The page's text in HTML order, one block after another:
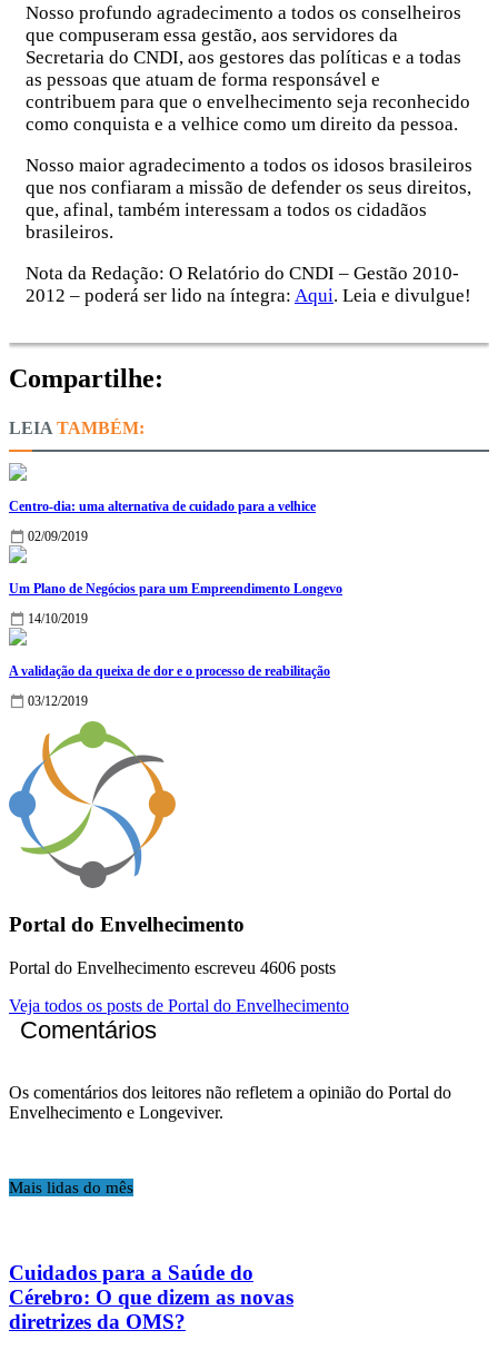
Nosso profundo agradecimento a todos os conselheiros
que compuseram essa gestão, aos servidores da
Secretaria do CNDI, aos gestores das políticas e a todas
as pessoas que atuam de forma responsável e
contribuem para que o envelhecimento seja reconhecido
como conquista e a velhice como um direito da pessoa.
Nosso maior agradecimento a todos os idosos brasileiros
que nos confiaram a missão de defender os seus direitos,
que, afinal, também interessam a todos os cidadãos
brasileiros.
Nota da Redação: O Relatório do CNDI – Gestão 2010-
2012 – poderá ser lido na íntegra: Aqui. Leia e divulgue!
Compartilhe:
TAMBÉM:
Centro-dia: uma alternativa de cuidado para a velhice
02/09/2019
Um Plano de Negócios para um Empreendimento Longevo
14/10/2019
A validação da queixa de dor e o processo de reabilitação
03/12/2019
Portal do Envelhecimento
Portal do Envelhecimento escreveu 4606 posts
Veja todos os posts de Portal do Envelhecimento
Comentários
Os comentários dos leitores não refletem a opinião do Portal do
Envelhecimento e Longeviver.
Mais lidas do mês
Cuidados para a Saúde do
Cérebro: O que dizem as novas
diretrizes da OMS?